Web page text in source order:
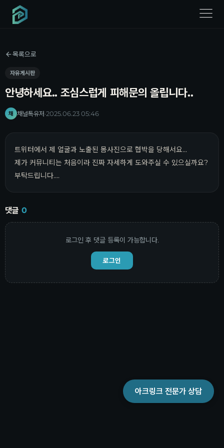
menu
목록으로
자유게시판
안녕하세요.. 조심스럽게 피해문의 올립니다..
채 채널톡유저·2025.06.23 05:46
트위터에서 제 얼굴과 노출된 몸사진으로 협박을 당해서요...
제가 커뮤니티는 처음이라 진짜 자세하게 도와주실 수 있으실까요?
부탁드립니다....
댓글 0
로그인 후 댓글 등록이 가능합니다.
로그인
아크링크 전문가 상담